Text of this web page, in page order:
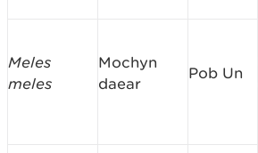
Meles
meles
Mochyn
daear
Pob Un